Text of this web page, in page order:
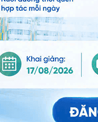
Số điện thoại